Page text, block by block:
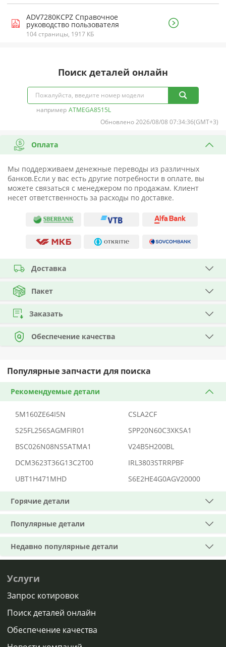
ADV7280KCPZ Справочное
руководство пользователя
104 страницы, 1917 КБ
Поиск деталей онлайн
например ATMEGA8515L
Обновлено 2026/08/08 07:34:36(GMT+3)
Оплата
Мы поддерживаем денежные переводы из различных
банков.Если у вас есть другие потребности в оплате, вы
можете связаться с менеджером по продажам. Клиент
несет ответственность за расходы по доставке.
Доставка
Пакет
Заказать
Обеспечение качества
Популярные запчасти для поиска
Рекомендуемые детали
5M160ZE64I5N
CSLA2CF
S25FL256SAGMFIR01
SPP20N60C3XKSA1
BSC026N08NS5ATMA1
V24B5H200BL
DCM3623T36G13C2T00
IRL3803STRRPBF
UBT1H471MHD
S6E2HE4G0AGV20000
Горячие детали
Популярные детали
Недавно популярные детали
Услуги
Запрос котировок
Поиск деталей онлайн
Обеспечение качества